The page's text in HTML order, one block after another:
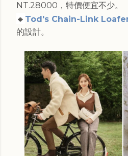
NT.28000，特價便宜不少。
🔸 Tod's Chain-Link
的設計。